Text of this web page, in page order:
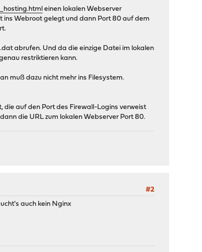
einen lokalen Webserver
Webroot gelegt und dann Port 80 auf dem
abrufen. Und da die einzige Datei im lokalen
restriktieren kann.
muß dazu nicht mehr ins Filesystem.
die auf den Port des Firewall-Logins verweist
die URL zum lokalen Webserver Port 80.
#2
auch kein Nginx